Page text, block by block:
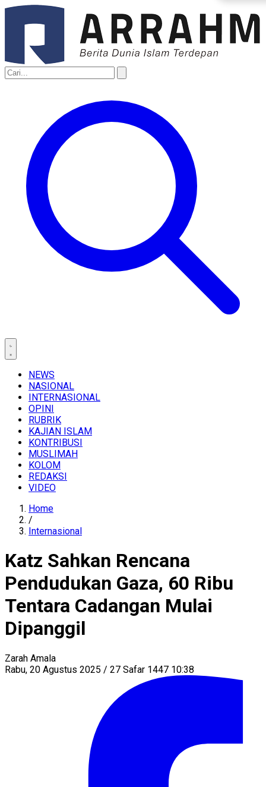
NEWS
NASIONAL
INTERNASIONAL
OPINI
RUBRIK
KAJIAN ISLAM
KONTRIBUSI
MUSLIMAH
KOLOM
REDAKSI
VIDEO
Home
/
Internasional
Katz Sahkan Rencana
Pendudukan Gaza, 60 Ribu
Tentara Cadangan Mulai
Dipanggil
Zarah Amala
Rabu, 20 Agustus 2025 / 27 Safar 1447 10:38